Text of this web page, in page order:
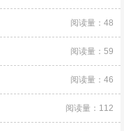
阅读量：48
阅读量：59
阅读量：46
阅读量：112